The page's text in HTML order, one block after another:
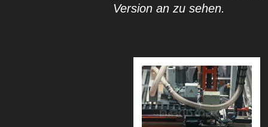
Version an zu sehen.